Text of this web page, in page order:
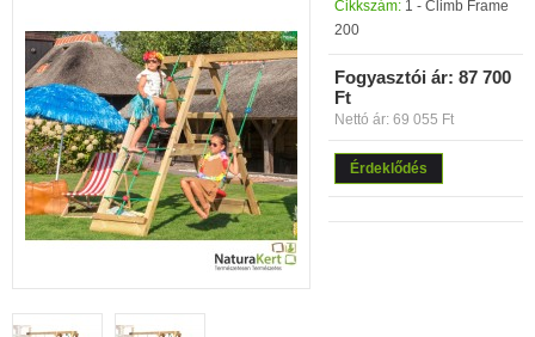
Cikkszám: 1 - Climb Frame
200
Fogyasztói ár: 87 700
Ft
Nettó ár: 69 055 Ft
Érdeklődés